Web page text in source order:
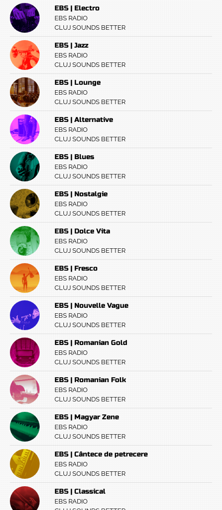
EBS | Electro
EBS RADIO
CLUJ SOUNDS BETTER
EBS | Jazz
EBS RADIO
CLUJ SOUNDS BETTER
EBS | Lounge
EBS RADIO
CLUJ SOUNDS BETTER
EBS | Alternative
EBS RADIO
CLUJ SOUNDS BETTER
EBS | Blues
EBS RADIO
CLUJ SOUNDS BETTER
EBS | Nostalgie
EBS RADIO
CLUJ SOUNDS BETTER
EBS | Dolce Vita
EBS RADIO
CLUJ SOUNDS BETTER
EBS | Fresco
EBS RADIO
CLUJ SOUNDS BETTER
EBS | Nouvelle Vague
EBS RADIO
CLUJ SOUNDS BETTER
EBS | Romanian Gold
EBS RADIO
CLUJ SOUNDS BETTER
EBS | Romanian Folk
EBS RADIO
CLUJ SOUNDS BETTER
EBS | Magyar Zene
EBS RADIO
CLUJ SOUNDS BETTER
EBS | Cântece de petrecere
EBS RADIO
CLUJ SOUNDS BETTER
EBS | Classical
EBS RADIO